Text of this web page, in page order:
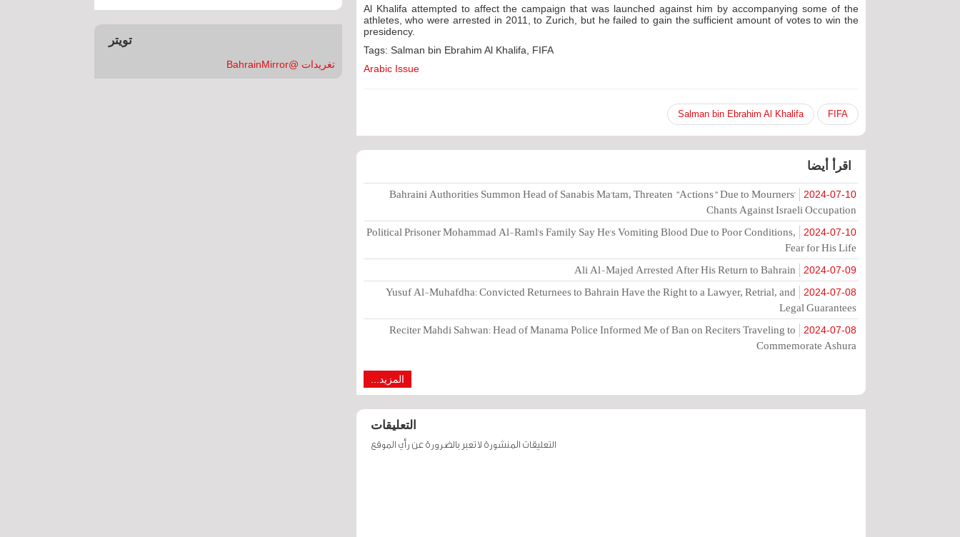
Al Khalifa attempted to affect the campaign that was launched against him by accompanying some of the
athletes, who were arrested in 2011, to Zurich, but he failed to gain the sufficient amount of votes to win the
presidency.
Tags: Salman bin Ebrahim Al Khalifa, FIFA
Arabic Issue
FIFA
Salman bin Ebrahim Al Khalifa
اقرأ أيضا
2024-07-10
Bahraini Authorities Summon Head of Sanabis Ma'tam, Threaten "Actions" Due to Mourners'
Chants Against Israeli Occupation
2024-07-10
Political Prisoner Mohammad Al-Raml's Family Say He's Vomiting Blood Due to Poor Conditions,
Fear for His Life
2024-07-09
Ali Al-Majed Arrested After His Return to Bahrain
2024-07-08
Yusuf Al-Muhafdha: Convicted Returnees to Bahrain Have the Right to a Lawyer, Retrial, and
Legal Guarantees
2024-07-08
Reciter Mahdi Sahwan: Head of Manama Police Informed Me of Ban on Reciters Traveling to
Commemorate Ashura
المزيد...
التعليقات
التعليقات المنشورة لا تعبر بالضرورة عن رأي الموقع
تويتر
تغريدات @BahrainMirror